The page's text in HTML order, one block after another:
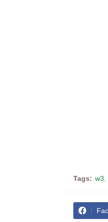
Tags: w3